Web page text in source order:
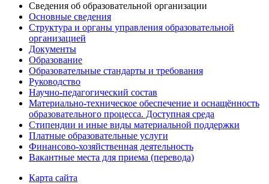
Сведения об образовательной организации
Основные сведения
Структура и органы управления образовательной
организацией
Документы
Образование
Образовательные стандарты и требования
Руководство
Научно-педагогический состав
Материально-техническое обеспечение и оснащённость
образовательного процесса. Доступная среда
Стипендии и иные виды материальной поддержки
Платные образовательные услуги
Финансово-хозяйственная деятельность
Вакантные места для приема (перевода)
Карта сайта